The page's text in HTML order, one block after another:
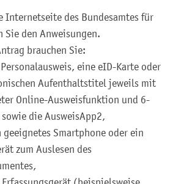
Internetseite des Bundesamtes für
den Anweisungen.
brauchen Sie:
eine eID-Karte oder
Aufenthaltstitel jeweils mit
Online-Ausweisfunktion und 6-
die AusweisApp2,
geeignetes Smartphone oder ein
zum Auslesen des